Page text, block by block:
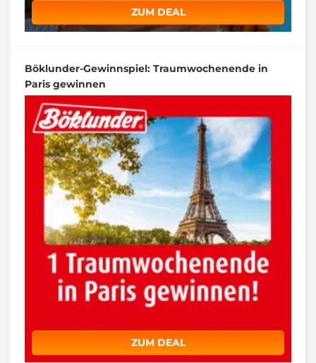
ZUM DEAL
Böklunder-Gewinnspiel: Traumwochenende in
Paris gewinnen
ZUM DEAL